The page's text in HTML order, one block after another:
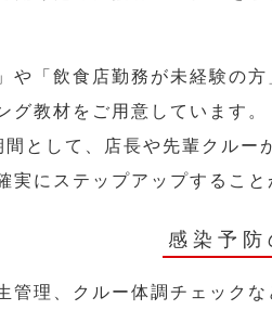
や「飲食店勤務が未経験の
グ教材をご用意しています。
として、店長や先輩クル
実にステップアップすること
感染予防
管理、クルー体調チェック